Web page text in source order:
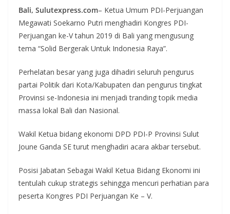
Bali, Sulutexpress.com– Ketua Umum PDI-Perjuangan
Megawati Soekarno Putri menghadiri Kongres PDI-
Perjuangan ke-V tahun 2019 di Bali yang mengusung
tema “Solid Bergerak Untuk Indonesia Raya”.
Perhelatan besar yang juga dihadiri seluruh pengurus
partai Politik dari Kota/Kabupaten dan pengurus tingkat
Provinsi se-Indonesia ini menjadi tranding topik media
massa lokal Bali dan Nasional.
Wakil Ketua bidang ekonomi DPD PDI-P Provinsi Sulut
Joune Ganda SE turut menghadiri acara akbar tersebut.
Posisi Jabatan Sebagai Wakil Ketua Bidang Ekonomi ini
tentulah cukup strategis sehingga mencuri perhatian para
peserta Kongres PDI Perjuangan Ke – V.